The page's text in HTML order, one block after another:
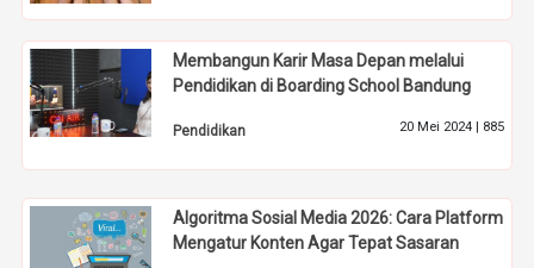
Membangun Karir Masa Depan melalui
Pendidikan di Boarding School Bandung
Pendidikan 20 Mei 2024 | 885
Algoritma Sosial Media 2026: Cara Platform
Mengatur Konten Agar Tepat Sasaran